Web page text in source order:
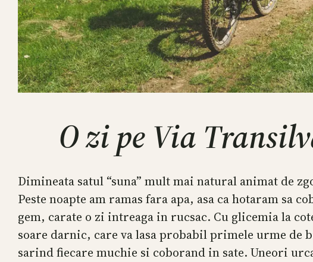
O zi pe Via
Dimineata satul “suna” mult mai natural animat de
Peste noapte am ramas fara apa, asa ca hotaram sa
gem, carate o zi intreaga in rucsac. Cu glicemia la
soare darnic, care va lasa probabil primele urme de
sarind fiecare muchie si coborand in sate. Uneori